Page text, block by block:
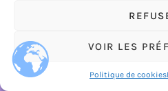
VOIR LES
Politique de cookies